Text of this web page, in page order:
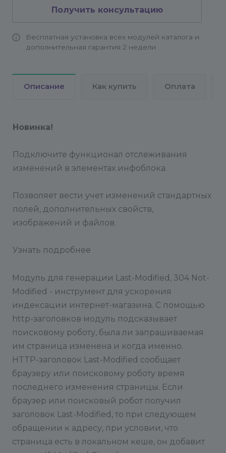
не гарантируется и может быть нестабильной.
Получить консультацию
Бесплатная установка всех модулей каталога и
дополнительная гарантия 2 недели
Описание Как купить Оплата
Новинка!
Подключите функционал отслеживания
изменений в элементах инфоблока.
Позволяет вести учет изменений стандартных
полей, дополнительных свойств,
изображений и файлов.
Узнать подробнее
Модуль для генерации Last-Modified, 304 Not-
Modified - инструмент для ускорения
индексации интернет-магазина. С помощью
http-заголовков модуль подсказывает
поисковому роботу, была ли запрашиваемая
им страница изменена и когда именно.
HTTP-заголовок Last-Modified сообщает
браузеру или поисковому роботу время
последнего изменения страницы. Если
браузер или поисковый робот получил
заголовок Last-Modified, то при следующем
обращении к адресу, при условии, что
страница есть в локальном кеше, он добавит